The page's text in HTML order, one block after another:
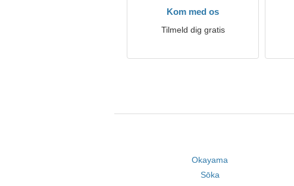
Kom med os
Tilmeld dig gratis
Okayama
Sōka